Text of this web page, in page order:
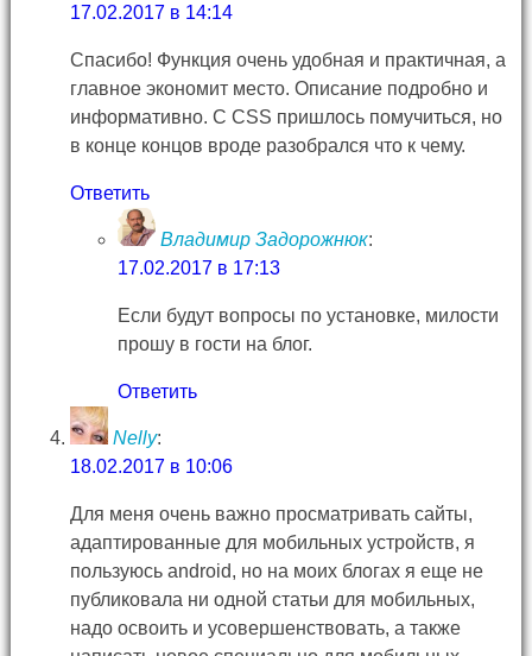
17.02.2017 в 14:14
Спасибо! Функция очень удобная и практичная, а
главное экономит место. Описание подробно и
информативно. С CSS пришлось помучиться, но
в конце концов вроде разобрался что к чему.
Ответить
Владимир Задорожнюк:
17.02.2017 в 17:13
Если будут вопросы по установке, милости
прошу в гости на блог.
Ответить
Nelly:
18.02.2017 в 10:06
Для меня очень важно просматривать сайты,
адаптированные для мобильных устройств, я
пользуюсь android, но на моих блогах я еще не
публиковала ни одной статьи для мобильных,
надо освоить и усовершенствовать, а также